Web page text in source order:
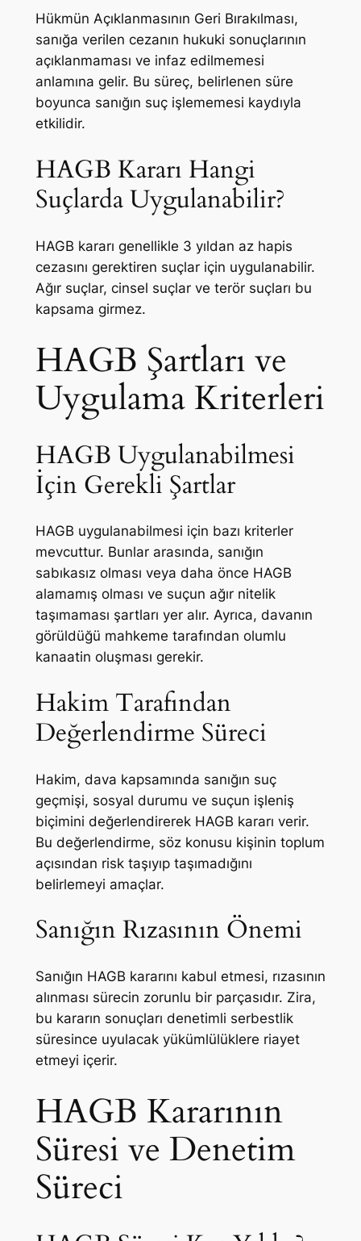
Hükmün Açıklanmasının Geri Bırakılması,
sanığa verilen cezanın hukuki sonuçlarının
açıklanmaması ve infaz edilmemesi
anlamına gelir. Bu süreç, belirlenen süre
boyunca sanığın suç işlememesi kaydıyla
etkilidir.
HAGB Kararı Hangi
Suçlarda Uygulanabilir?
HAGB kararı genellikle 3 yıldan az hapis
cezasını gerektiren suçlar için uygulanabilir.
Ağır suçlar, cinsel suçlar ve terör suçları bu
kapsama girmez.
HAGB Şartları ve
Uygulama Kriterleri
HAGB Uygulanabilmesi
İçin Gerekli Şartlar
HAGB uygulanabilmesi için bazı kriterler
mevcuttur. Bunlar arasında, sanığın
sabıkasız olması veya daha önce HAGB
alamamış olması ve suçun ağır nitelik
taşımaması şartları yer alır. Ayrıca, davanın
görüldüğü mahkeme tarafından olumlu
kanaatin oluşması gerekir.
Hakim Tarafından
Değerlendirme Süreci
Hakim, dava kapsamında sanığın suç
geçmişi, sosyal durumu ve suçun işleniş
biçimini değerlendirerek HAGB kararı verir.
Bu değerlendirme, söz konusu kişinin toplum
açısından risk taşıyıp taşımadığını
belirlemeyi amaçlar.
Sanığın Rızasının Önemi
Sanığın HAGB kararını kabul etmesi, rızasının
alınması sürecin zorunlu bir parçasıdır. Zira,
bu kararın sonuçları denetimli serbestlik
süresince uyulacak yükümlülüklere riayet
etmeyi içerir.
HAGB Kararının
Süresi ve Denetim
Süreci